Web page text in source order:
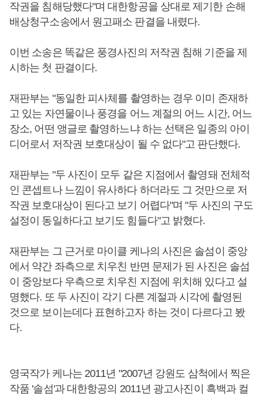
작권을 침해당했다"며 대한항공을 상대로 제기한 손해
배상청구소송에서 원고패소 판결을 내렸다.
이번 소송은 똑같은 풍경사진의 저작권 침해 기준을 제
시하는 첫 판결이다.
재판부는 "동일한 피사체를 촬영하는 경우 이미 존재하
고 있는 자연물이나 풍경을 어느 계절의 어느 시간, 어느
장소, 어떤 앵글로 촬영하느냐 하는 선택은 일종의 아이
디어로서 저작권 보호대상이 될 수 없다"고 판단했다.
재판부는 "두 사진이 모두 같은 지점에서 촬영돼 전체적
인 콘셉트나 느낌이 유사하다 하더라도 그 것만으로 저
작권 보호대상이 된다고 보기 어렵다"며 "두 사진의 구도
설정이 동일하다고 보기도 힘들다"고 밝혔다.
재판부는 그 근거로 마이클 케나의 사진은 솔섬이 중앙
에서 약간 좌측으로 치우친 반면 문제가 된 사진은 솔섬
이 중앙보다 우측으로 치우친 지점에 위치해 있다고 설
명했다. 또 두 사진이 각기 다른 계절과 시각에 촬영된
것으로 보이는데다 표현하고자 하는 것이 다르다고 봤
다.
영국작가 케나는 2011년 "2007년 강원도 삼척에서 찍은
작품 '솔섬'과 대한항공의 2011년 광고사진이 흑백과 컬